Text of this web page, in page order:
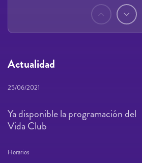
Actualidad
25/06/2021
Ya disponible la programación del
Vida Club
Horarios